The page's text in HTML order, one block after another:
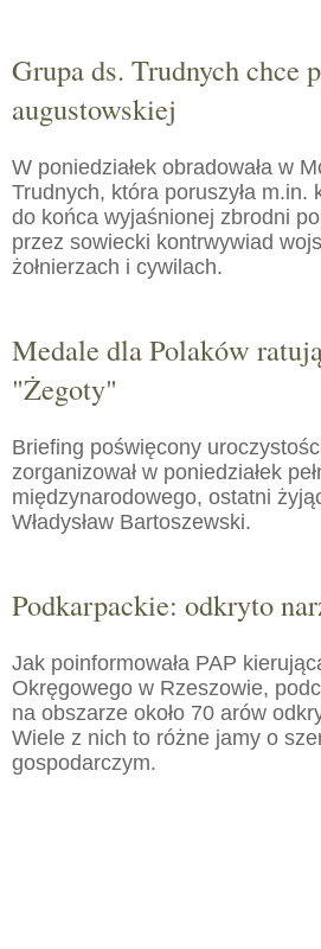
Grupa ds. Trudnych chce
augustowskiej
W poniedziałek obradowała w
Trudnych, która poruszyła m.in.
do końca wyjaśnionej zbrodni
przez sowiecki kontrwywiad
żołnierzach i cywilach.
Medale dla Polaków
"Żegoty"
Briefing poświęcony
zorganizował w poniedziałek
międzynarodowego, ostatni
Władysław Bartoszewski.
Podkarpackie: odkryto
Jak poinformowała PAP
Okręgowego w Rzeszowie,
na obszarze około 70 arów
Wiele z nich to różne jamy o
gospodarczym.